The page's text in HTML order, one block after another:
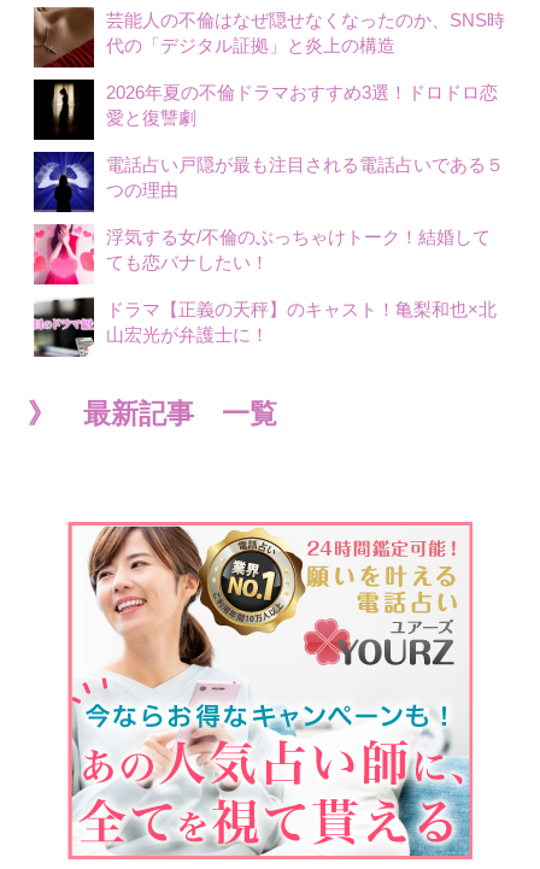
芸能人の不倫はなぜ隠せなくなったのか、SNS時
代の「デジタル証拠」と炎上の構造
2026年夏の不倫ドラマおすすめ3選！ドロドロ恋
愛と復讐劇
電話占い戸隠が最も注目される電話占いである５
つの理由
浮気する女/不倫のぶっちゃけトーク！結婚して
ても恋バナしたい！
ドラマ【正義の天秤】のキャスト！亀梨和也×北
山宏光が弁護士に！
》 最新記事 一覧